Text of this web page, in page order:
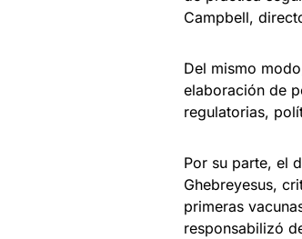
Campbell,
Del mismo
elaboración de
regulatorias,
Por su parte, el
Ghebreyesus,
primeras
responsabilizó